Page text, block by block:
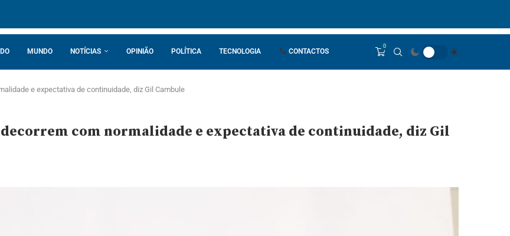
MUNDO NOTÍCIAS OPINIÃO POLÍTICA TECNOLOGIA CONTACTOS
0
e expectativa de continuidade, diz Gil Cambule
decorrem com normalidade e expectativa de continuidade, diz Gil